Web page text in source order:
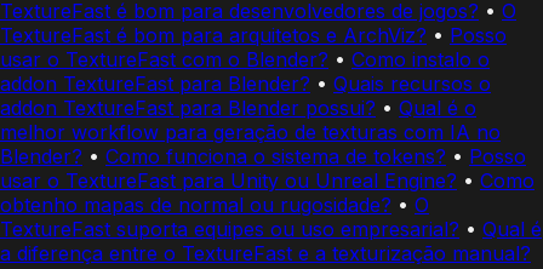
TextureFast é bom para desenvolvedores de jogos? • O
TextureFast é bom para arquitetos e ArchViz? • Posso
usar o TextureFast com o Blender? • Como instalo o
addon TextureFast para Blender? • Quais recursos o
addon TextureFast para Blender possui? • Qual é o
melhor workflow para geração de texturas com IA no
Blender? • Como funciona o sistema de tokens? • Posso
usar o TextureFast para Unity ou Unreal Engine? • Como
obtenho mapas de normal ou rugosidade? • O
TextureFast suporta equipes ou uso empresarial? • Qual é
a diferença entre o TextureFast e a texturização manual?